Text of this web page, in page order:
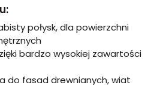
połysk, dla powierzchni
bardzo wysokiej zawartości
do fasad drewnianych, wiat